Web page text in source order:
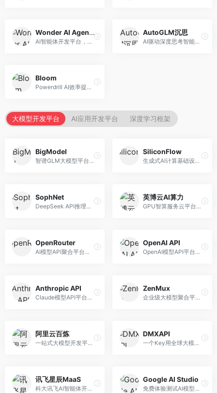
Wonder AI Agents
AI智能体开发平台，专注于低代码智能体创建。面向开发者，提供可视化开发、模板库、部署服务等功能，开发门槛低。
AutoGLM沉思
AI驱动深度思考智能体，专注于复杂推理任务。面向高级用户，提供深度分析、逻辑推理、决策支持等服务，推理能力强。
Bloom
Powerdrill AI效率提升平台，专注于企业智能化。面向企业用户，提供智能体创建、流程自动化、数据分析等服务，企业效率提升显著。
大模型开发平台 AI应用开发平台 深度学习框架
BigModel
智谱GLM大模型平台，提供API调用与模型服务。面向开发者和企业用户，提供GLM系列模型API、微调服务、应用开发工具等，开源生态完善。
SiliconFlow
生成式AI计算基础设施平台，专注于模型推理服务。面向开发者和企业，提供多模型API、高性能推理、成本优化等服务，推理性价比高。
SophNet
DeepSeek API推理平台，专注于DeepSeek模型服务。面向开发者，提供DeepSeek模型API、高性能推理、低成本服务，推理效率高。
英博云AI算力
GPU智算服务云平台，专注于AI算力租赁。面向AI研究者和企业，提供GPU租赁、模型训练、推理服务等，算力资源丰富。
OpenRouter
AI模型API聚合平台，整合多种主流大模型。面向开发者，提供统一API接口、模型对比、成本优化等服务，模型选择灵活。
OpenAI API
OpenAI模型API平台，提供GPT系列模型服务。面向开发者，提供模型API、微调服务、Assistants API等，是AI开发领域的基础设施。
Anthropic API
Claude模型API平台，专注于安全可靠的AI服务。面向开发者，提供Claude系列模型API、安全特性、企业级服务等，API质量高。
ZenMux
企业级大模型聚合平台，专注于企业AI服务。面向企业用户，提供多模型管理、安全合规、成本优化等服务，企业级功能完善。
阿里云百炼
一站式大模型开发平台，深度整合阿里云服务。面向企业开发者和AI团队，提供模型训练、微调、部署、应用开发等全流程服务，企业级功能完善。
DMXAPI
一个Key用全球大模型的聚合平台。面向开发者，提供多模型统一API、简化接入、成本控制等服务，接入便捷。
讯飞星辰MaaS
科大讯飞AI智能体开发平台，专注于企业级模型服务。面向企业用户，提供模型调用、智能体创建、行业解决方案等服务，中文能力突出。
Google AI Studio
免费体验测试AI模型的平台，深度整合Google生态。面向开发者和研究者，提供Gemini模型体验、API密钥管理、提示词测试等服务，免费使用。